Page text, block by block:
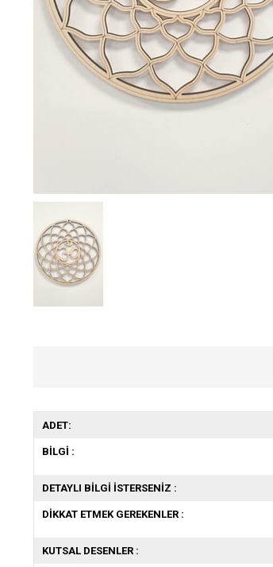
ADET:
BİLGİ :
DETAYLI BİLGİ İSTERSENİZ :
DİKKAT ETMEK GEREKENLER :
KUTSAL DESENLER :